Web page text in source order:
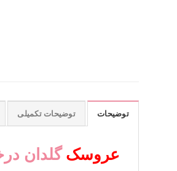
توضیحات توضیحات تکمیلی
عروسک گلدان